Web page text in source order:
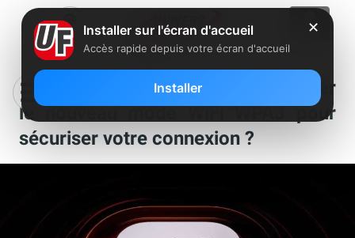
Abonnés Freebox : comment activer
le nouveau mode WiFi WPA3 pour
sécuriser votre connexion ?
✕
Installer sur l'écran d'accueil
Accès rapide depuis votre écran d'accueil
Installer